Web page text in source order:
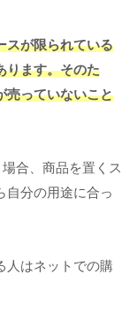
スが限られている
ります。そのた
売っていないこと
合、商品を置くス
自分の用途に合っ
人はネットでの購